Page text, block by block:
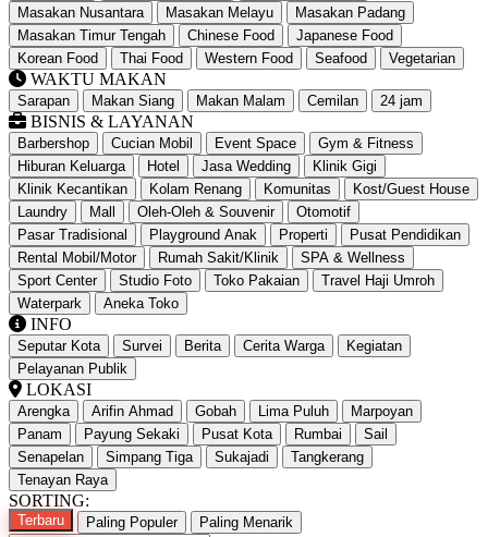
Masakan Nusantara
Masakan Melayu
Masakan Padang
Masakan Timur Tengah
Chinese Food
Japanese Food
Korean Food
Thai Food Western Food Seafood Vegetarian
WAKTU MAKAN
Sarapan Makan Siang Makan Malam Cemilan 24 jam
BISNIS & LAYANAN
Barbershop Cucian Mobil Event Space
Gym & Fitness
Hiburan Keluarga
Hotel Jasa Wedding
Klinik Gigi
Klinik Kecantikan
Kolam Renang Komunitas
Kost/Guest House
Laundry
Mall Oleh-Oleh & Souvenir
Otomotif
Pasar Tradisional
Playground Anak Properti
Pusat Pendidikan
Rental Mobil/Motor
Rumah Sakit/Klinik
SPA & Wellness
Sport Center
Studio Foto Toko Pakaian
Travel Haji Umroh
Waterpark
Aneka Toko
INFO
Seputar Kota Survei Berita Cerita Warga
Kegiatan
Pelayanan Publik
LOKASI
Arengka Arifin Ahmad Gobah Lima Puluh
Marpoyan
Panam
Payung Sekaki Pusat Kota Rumbai
Sail
Senapelan
Simpang Tiga Sukajadi
Tangkerang
Tenayan Raya
SORTING:
Terbaru Paling Populer Paling Menarik